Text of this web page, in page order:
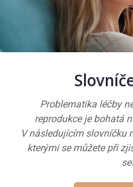
Problematika léčby
reprodukce je bohatá
V následujícím slovníčku
kterými se můžete při